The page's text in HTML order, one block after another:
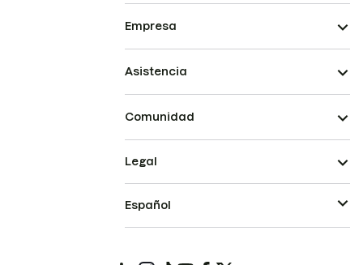
Empresa
Asistencia
Comunidad
Legal
Español